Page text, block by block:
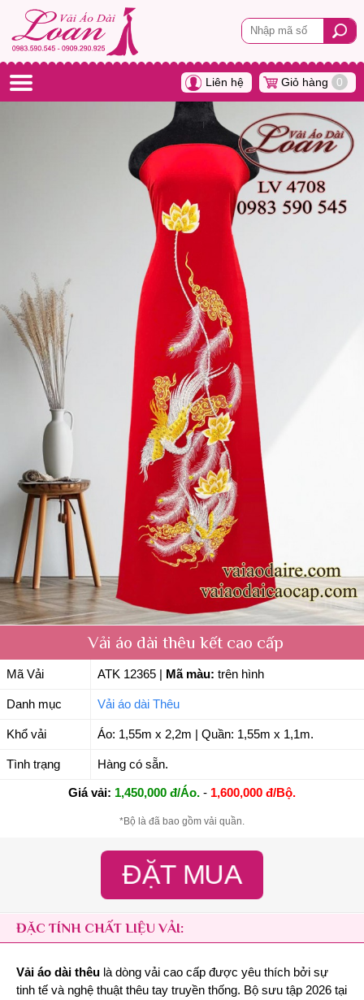
Liên hệ Giỏ hàng 0
Vải áo dài thêu kết cao cấp
Mã Vải ATK 12365 Mã màu: trên hình
Danh mục Vải áo dài Thêu
Khổ vải Áo: 1,55m x 2,2m | Quần: 1,55m x 1,1m.
Tình trạng Hàng có sẵn.
Giá vải: 1,450,000 đ/Áo. - 1,600,000 đ/Bộ.
*Bộ là đã bao gồm vải quần.
ĐẶT MUA
ĐẶC TÍNH CHẤT LIỆU VẢI:
Vải áo dài thêu là dòng vải cao cấp được yêu thích bởi sự
tinh tế và nghệ thuật thêu tay truyền thống. Bộ sưu tập 2026 tại